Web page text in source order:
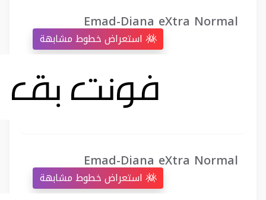
Emad-Diana eXtra Normal
Emad-Diana eXtra Normal